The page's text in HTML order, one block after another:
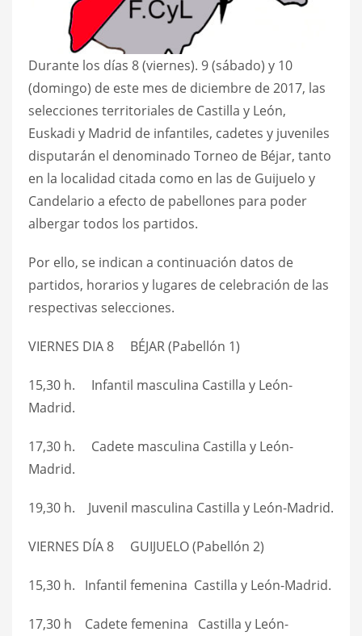
Durante los días 8 (viernes). 9 (sábado) y 10
(domingo) de este mes de diciembre de 2017, las
selecciones territoriales de Castilla y León,
Euskadi y Madrid de infantiles, cadetes y juveniles
disputarán el denominado Torneo de Béjar, tanto
en la localidad citada como en las de Guijuelo y
Candelario a efecto de pabellones para poder
albergar todos los partidos.
Por ello, se indican a continuación datos de
partidos, horarios y lugares de celebración de las
respectivas selecciones.
VIERNES DIA 8 BÉJAR (Pabellón 1)
15,30 h. Infantil masculina Castilla y León-
Madrid.
17,30 h. Cadete masculina Castilla y León-
Madrid.
19,30 h. Juvenil masculina Castilla y León-Madrid.
VIERNES DÍA 8 GUIJUELO (Pabellón 2)
15,30 h. Infantil femenina Castilla y León-Madrid.
17,30 h Cadete femenina Castilla y León-